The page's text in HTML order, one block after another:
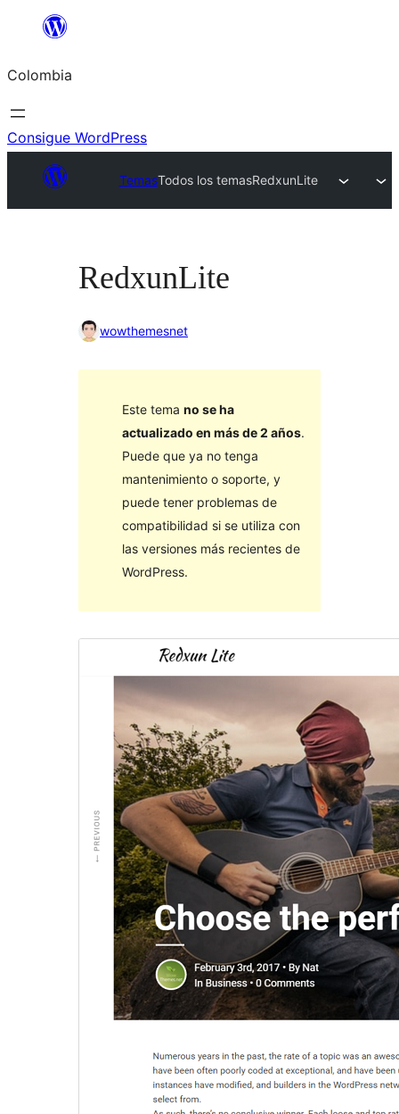
Saltar
contenido
Colombia
Consigue WordPress
TemasTodos los temasRedxunLite
RedxunLite
wowthemesnet
Este tema no se ha
actualizado en más de 2 años.
Puede que ya no tenga
mantenimiento o soporte, y
puede tener problemas de
compatibilidad si se utiliza con
las versiones más recientes de
WordPress.